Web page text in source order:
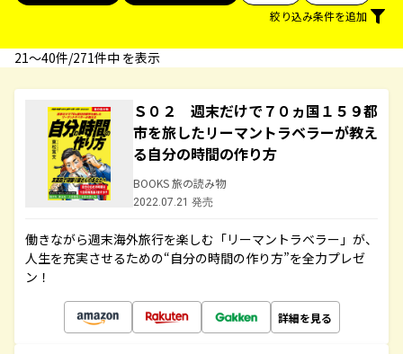
絞り込み条件を追加
21〜40件/271件中 を表示
Ｓ０２ 週末だけで７０ヵ国１５９都
市を旅したリーマントラベラーが教え
る自分の時間の作り方
BOOKS 旅の読み物
2022.07.21 発売
働きながら週末海外旅行を楽しむ「リーマントラベラー」が、
人生を充実させるための“自分の時間の作り方”を全力プレゼ
ン！
詳細を見る